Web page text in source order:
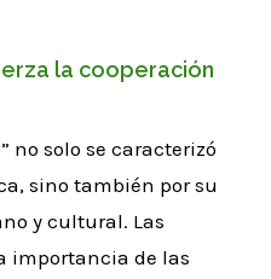
la cooperación
no solo se caracterizó
sino también por su
y cultural. Las
importancia de las